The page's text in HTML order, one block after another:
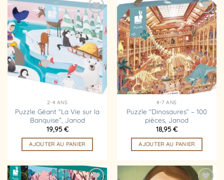
Ajouter
à la
liste
d’envies
2-4 ANS
Puzzle Géant “La Vie sur la
Banquise”, Janod
19,95€
AJOUTER AU PANIER
Ajouter
à la
liste
d’envies
4-7 ANS
Puzzle “Dinosaures” – 100
pièces, Janod
18,95€
AJOUTER AU PANIER